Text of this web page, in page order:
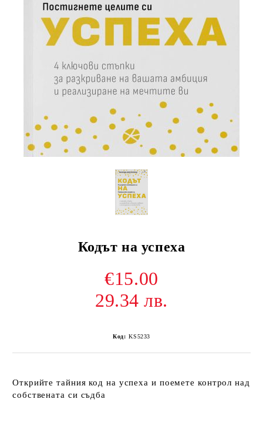
Кодът на успеха
€15.00
29.34 лв.
Код: KS5233
Открийте тайния код на успеха и поемете контрол над
собствената си съдба